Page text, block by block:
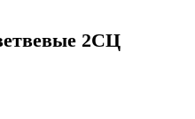
2СЦ